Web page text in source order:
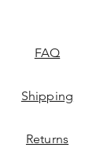
FAQ
Shipping
Returns